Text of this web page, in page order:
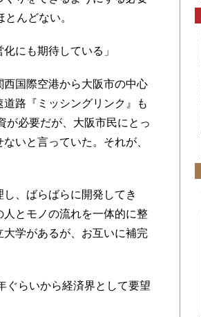
んどない。
にも期待している」
国際空港から大阪市の中心
路『ミッシングリンク』も
が必要だが、大阪市民にとっ
いと言っていた。それが、
、ばらばらに開発してき
とモノの流れを一体的に整
学があるが、お互いに補完
らいから経済界として要望